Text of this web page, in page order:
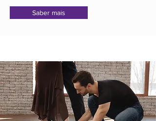
Saber mais